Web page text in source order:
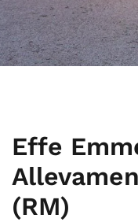
Effe
(RM)